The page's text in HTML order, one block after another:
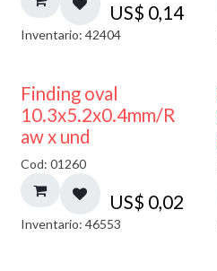
US$ 0,14
Inventario: 42404
Finding oval
10.3x5.2x0.4mm/R
aw x und
Cod: 01260
US$ 0,02
Inventario: 46553